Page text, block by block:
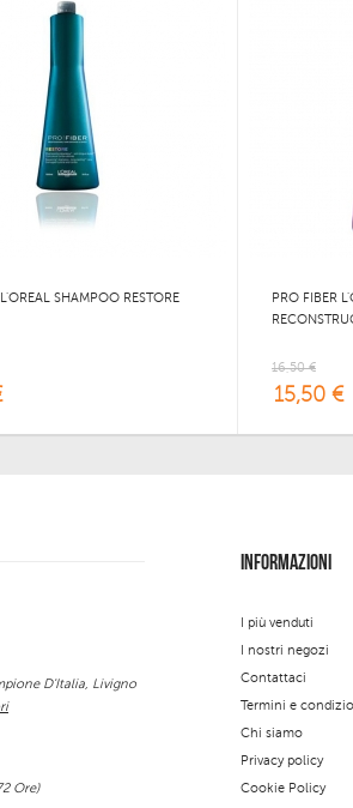
SHAMPOO RESTORE
PRO FIBER
16,50 €
15,50 €
D'Italia, Livigno
Ore)
INFORMAZIONI
I più venduti
I nostri negozi
Contattaci
Termini e
Chi siamo
Privacy policy
Cookie Policy